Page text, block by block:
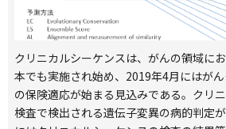
クリニカルシーケンスは、がんの領域に
本でも実施され始め、2019年4月にはが
の保険適応が始まる見込みである。クリ
検査で検出される遺伝子変異の病的判定